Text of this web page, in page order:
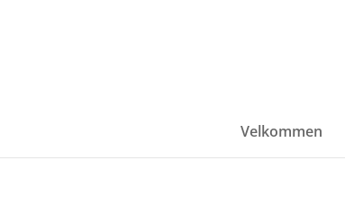
Velkommen